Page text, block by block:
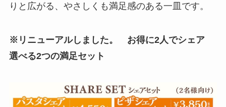
りと広がる、やさしくも満足感のある一皿です。
※リニューアルしました。 お得に2人でシェア
選べる2つの満足セット